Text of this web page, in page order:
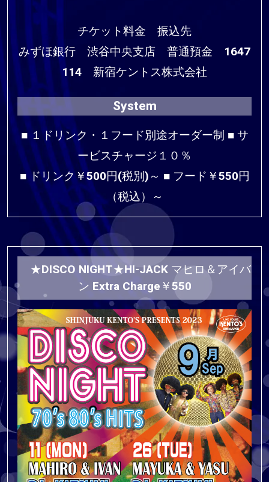
チケット料金 振込先
みずほ銀行 渋谷中央支店 普通預金 1647
114 新宿ケントス株式会社
System
■ １ドリンク・１フード別途オーダー制 ■ サ
ービスチャージ１０％
■ ドリンク￥500円(税別)～ ■ フード￥550円
（税込）～
★DISCO NIGHT★HI-JACK マヒロ＆アイバ
ン Extra Charge￥550